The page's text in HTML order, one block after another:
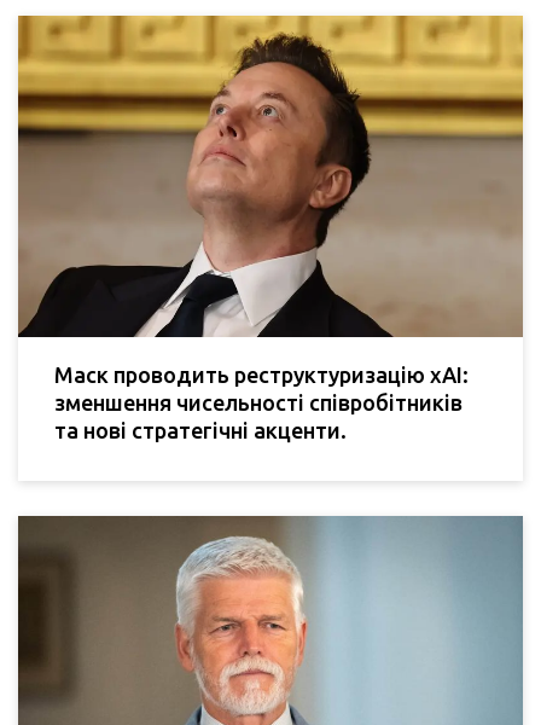
Маск проводить реструктуризацію xAI:
зменшення чисельності співробітників
та нові стратегічні акценти.